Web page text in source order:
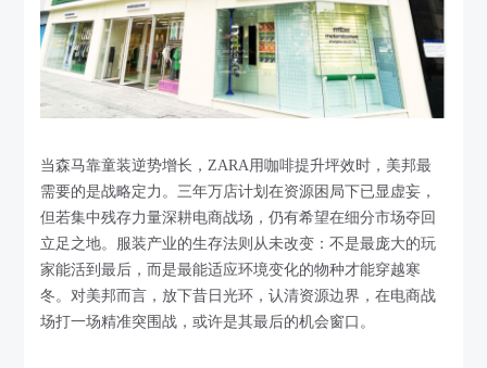
当森马靠童装逆势增长，ZARA用咖啡提升坪效时，美邦最
需要的是战略定力。三年万店计划在资源困局下已显虚妄，
但若集中残存力量深耕电商战场，仍有希望在细分市场夺回
立足之地。服装产业的生存法则从未改变：不是最庞大的玩
家能活到最后，而是最能适应环境变化的物种才能穿越寒
冬。对美邦而言，放下昔日光环，认清资源边界，在电商战
场打一场精准突围战，或许是其最后的机会窗口。